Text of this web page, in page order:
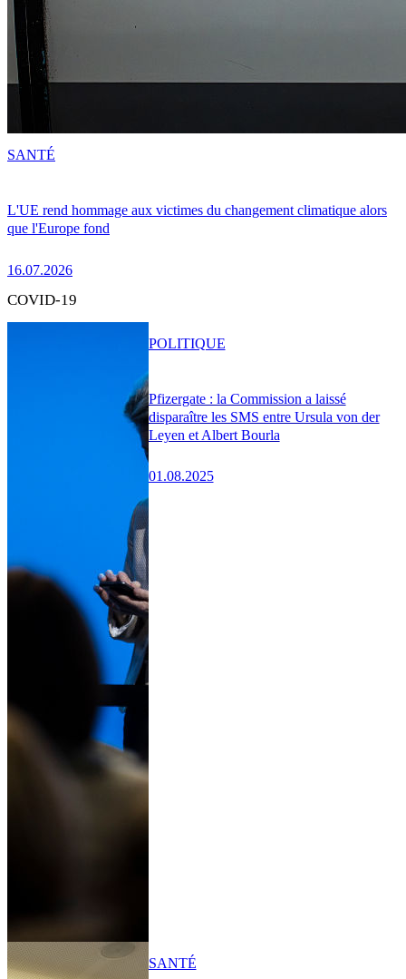
L'UE rend hommage aux victimes du changement climatique alors
que l'Europe fond
16.07.2026
SANTÉ
COVID-19
Pfizergate : la Commission a laissé
disparaître les SMS entre Ursula von der
Leyen et Albert Bourla
01.08.2025
POLITIQUE
SANTÉ